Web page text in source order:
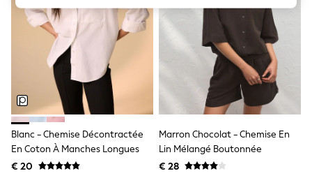
Shirts
Shorts
Sunglasses
Sunsafe Swimwear
Swimshorts
Tops & T-Shirts
Girls Holiday Shop
All Swimwear
Beach Dresses & Kaftans
Dresses
Sun Hats & Caps
Jumpsuits & Playsuits
Rash Vests
Blanc - Chemise Décontractée
En Coton À Manches Longues
€ 20
Marron Chocolat - Chemise En
Lin Mélangé Boutonnée
€ 28